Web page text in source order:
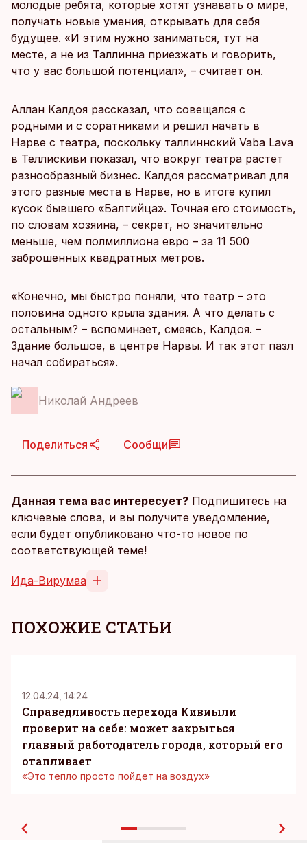
молодые ребята, которые хотят узнавать о мире,
получать новые умения, открывать для себя
будущее. «И этим нужно заниматься, тут на
месте, а не из Таллинна приезжать и говорить,
что у вас большой потенциал», – считает он.
Аллан Калдоя рассказал, что совещался с
родными и с соратниками и решил начать в
Нарве с театра, поскольку таллиннский Vaba Lava
в Теллискиви показал, что вокруг театра растет
разнообразный бизнес. Калдоя рассматривал для
этого разные места в Нарве, но в итоге купил
кусок бывшего «Балтийца». Точная его стоимость,
по словам хозяина, – секрет, но значительно
меньше, чем полмиллиона евро – за 11 500
заброшенных квадратных метров.
«Конечно, мы быстро поняли, что театр – это
половина одного крыла здания. А что делать с
остальным? – вспоминает, смеясь, Калдоя. –
Здание большое, в центре Нарвы. И так этот пазл
начал собираться».
Николай Андреев
Поделиться Сообщи
Данная тема вас интересует? Подпишитесь на
ключевые слова, и вы получите уведомление,
если будет опубликовано что-то новое по
соответствующей теме!
Ида-Вирумаа
ПОХОЖИЕ СТАТЬИ
12.04.24, 14:24
Справедливость перехода Кивиыли
проверит на себе: может закрыться
главный работодатель города, который его
отапливает
«Это тепло просто пойдет на воздух»